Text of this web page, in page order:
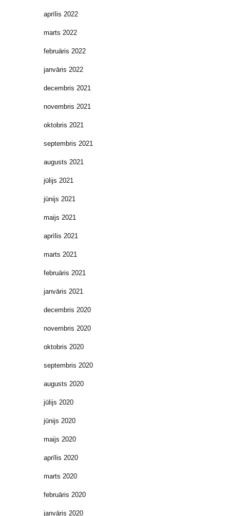
aprīlis 2022
marts 2022
februāris 2022
janvāris 2022
decembris 2021
novembris 2021
oktobris 2021
septembris 2021
augusts 2021
jūlijs 2021
jūnijs 2021
maijs 2021
aprīlis 2021
marts 2021
februāris 2021
janvāris 2021
decembris 2020
novembris 2020
oktobris 2020
septembris 2020
augusts 2020
jūlijs 2020
jūnijs 2020
maijs 2020
aprīlis 2020
marts 2020
februāris 2020
janvāris 2020